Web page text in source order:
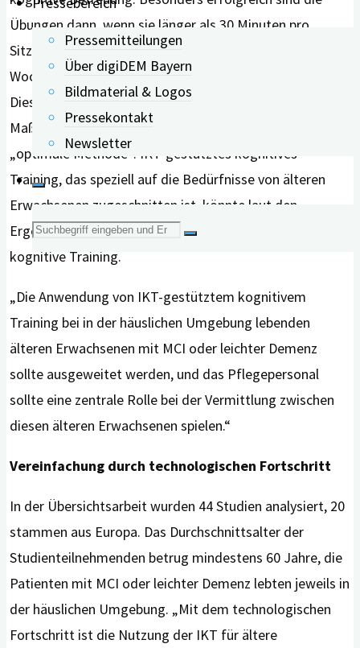
Pressemitteilungen
Über digiDEM Bayern
Bildmaterial & Logos
Pressekontakt
Newsletter
Suche
Übungen dann, wenn sie länger als 30 Minuten pro
Sitzung dauern, über einen Zeitraum von mindestens 6
Wochen laufen und mehre Komponenten umfassen.
Diese Kombination aus Zeitintervall, Dauer und
Maßnahmenbündel halten die Forscher*innen für eine
„optimale Methode“. IKT-gestütztes kognitives
Training, das speziell auf die Bedürfnisse von älteren
Erwachsenen zugeschnitten ist, könnte laut den
Ergebnissen sogar wirksamer sein als das traditionelle
kognitive Training.
„Die Anwendung von IKT-gestütztem kognitivem
Training bei in der häuslichen Umgebung lebenden
älteren Erwachsenen mit MCI oder leichter Demenz
sollte ausgeweitet werden, und das Pflegepersonal
sollte eine zentrale Rolle bei der Vermittlung zwischen
diesen älteren Erwachsenen spielen.“
Vereinfachung durch technologischen Fortschritt
In der Übersichtsarbeit wurden 44 Studien analysiert, 20
stammen aus Europa. Das Durchschnittsalter der
Studienteilnehmenden betrug mindestens 60 Jahre, die
Patienten mit MCI oder leichter Demenz lebten jeweils in
der häuslichen Umgebung. „Mit dem technologischen
Fortschritt ist die Nutzung der IKT für ältere